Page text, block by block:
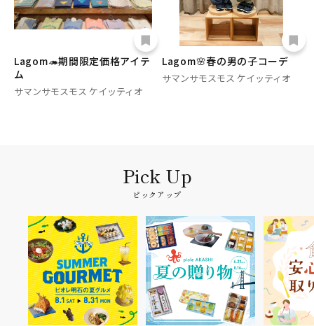
Lagom🦔期間限定価格アイテ
ム
サマンサモスモス ケイッティオ
Lagom🌸春の男の子コーデ
サマンサモスモス ケイッティオ
ピックアップ